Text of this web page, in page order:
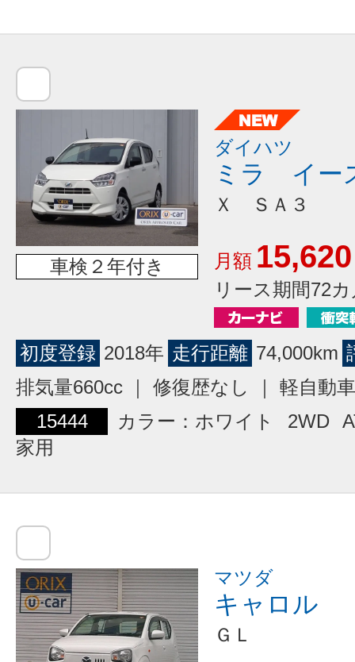
車検２年付き
ダイハツ
ミラ イー
Ｘ ＳＡ３
月額 15,620
リース期間72
初度登録 2018年 走行距離 74,000km
排気量660cc ｜ 修復歴なし ｜ 軽自動車
15444
カラー：ホワイト 2WD
家用
マツダ
キャロル
ＧＬ